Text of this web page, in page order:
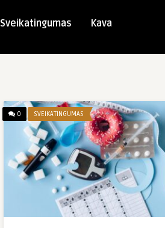
Sveikatingumas Kava
0 SVEIKATINGUMAS